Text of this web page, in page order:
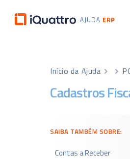
AJUDA ERP
Início da Ajuda
Cadastros
SAIBA TAMBÉM SOBRE:
Contas a Receber